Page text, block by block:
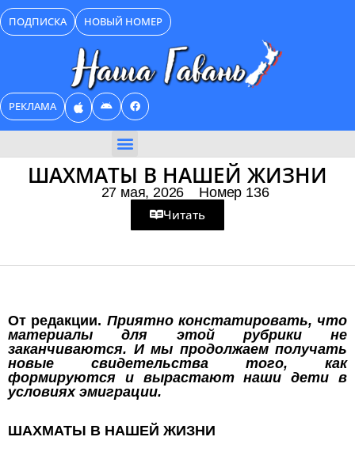
Перейти
к
содержимому
ПОДПИСКА НОВЫЙ НОМЕР
РЕКЛАМА
ШАХМАТЫ В НАШЕЙ ЖИЗНИ
27 мая, 2026
Номер 136
Читать
От редакции. Приятно констатировать, что
материалы для этой рубрики не
заканчиваются. И мы продолжаем получать
новые свидетельства того, как
формируются и вырастают наши дети в
условиях эмиграции.
ШАХМАТЫ В НАШЕЙ ЖИЗНИ